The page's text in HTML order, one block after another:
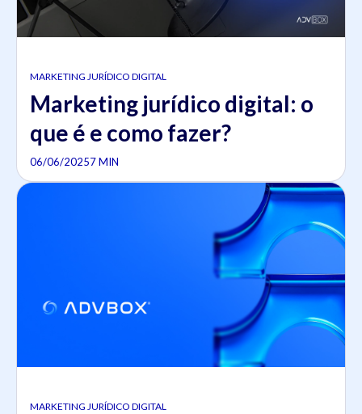
MARKETING JURÍDICO DIGITAL
Marketing jurídico digital: o
que é e como fazer?
06/06/20257 MIN
MARKETING JURÍDICO DIGITAL